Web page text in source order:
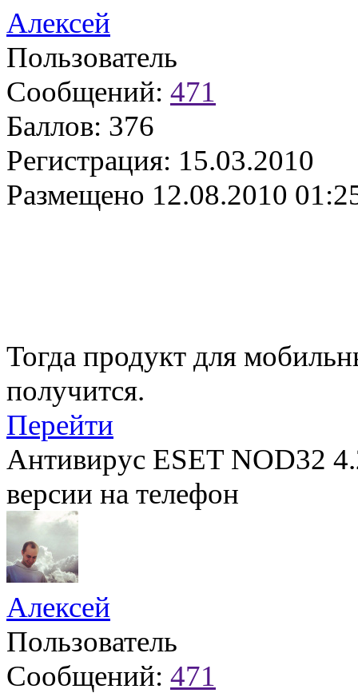
Алексей
Пользователь
Сообщений: 471
Баллов: 376
Регистрация: 15.03.2010
Размещено 12.08.2010
Тогда продукт для
получится.
Перейти
Антивирус ESET NOD32
версии на телефон
Алексей
Пользователь
Сообщений: 471